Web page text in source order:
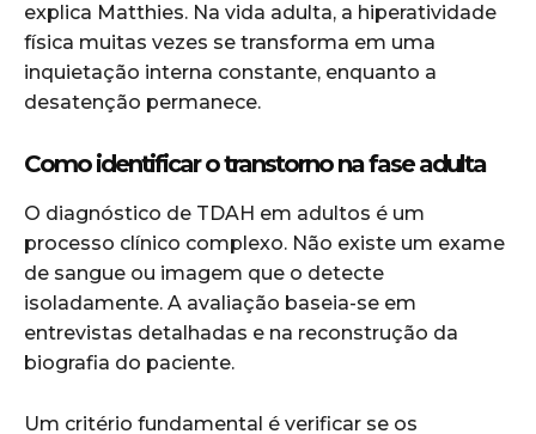
explica Matthies. Na vida adulta, a hiperatividade
física muitas vezes se transforma em uma
inquietação interna constante, enquanto a
desatenção permanece.
Como identificar o transtorno na fase adulta
O diagnóstico de TDAH em adultos é um
processo clínico complexo. Não existe um exame
de sangue ou imagem que o detecte
isoladamente. A avaliação baseia-se em
entrevistas detalhadas e na reconstrução da
biografia do paciente.
Um critério fundamental é verificar se os